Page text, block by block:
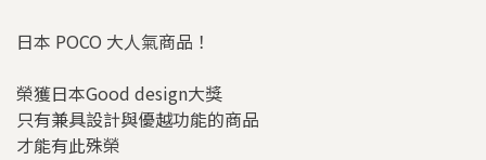
日本 POCO 大人氣商品！
榮獲日本Good design大獎
只有兼具設計與優越功能的商品
才能有此殊榮